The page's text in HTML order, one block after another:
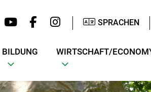
SPRACHEN
BILDUNG WIRTSCHAFT/